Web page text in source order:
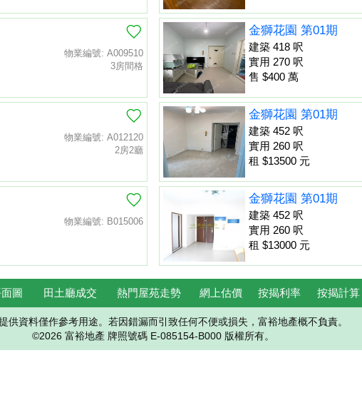
物業編號: A009510
3房間格
物業編號: A012120
2房2廳
物業編號: B015006
金獅花園 第01期
建築 418 呎
實用 270 呎
售 $400 萬
金獅花園 第01期
建築 452 呎
實用 260 呎
租 $13500 元
金獅花園 第01期
建築 452 呎
實用 260 呎
租 $13000 元
圖 田土廳成交 熱門屋苑走勢 網上估價 按揭利率 按揭計算
供資料僅作參考用途。若因錯漏而引致任何不便或損失，富裕地產概不負責。
©2026 富裕地產 牌照號碼 E-085154-B000 版權所有。